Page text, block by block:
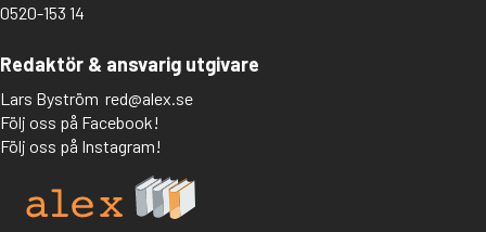
0520-153 14
Redaktör & ansvarig utgivare
Lars Byström red@alex.se
Följ oss på Facebook!
Följ oss på Instagram!